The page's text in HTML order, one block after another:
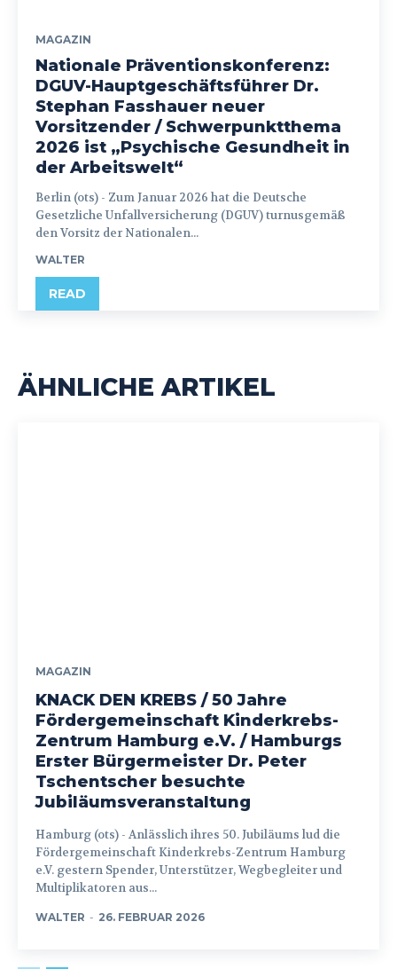
MAGAZIN
Nationale Präventionskonferenz:
DGUV-Hauptgeschäftsführer Dr.
Stephan Fasshauer neuer
Vorsitzender / Schwerpunktthema
2026 ist „Psychische Gesundheit in
der Arbeitswelt“
Berlin (ots) - Zum Januar 2026 hat die Deutsche
Gesetzliche Unfallversicherung (DGUV) turnusgemäß
den Vorsitz der Nationalen...
WALTER
READ
ÄHNLICHE ARTIKEL
MAGAZIN
KNACK DEN KREBS / 50 Jahre
Fördergemeinschaft Kinderkrebs-
Zentrum Hamburg e.V. / Hamburgs
Erster Bürgermeister Dr. Peter
Tschentscher besuchte
Jubiläumsveranstaltung
Hamburg (ots) - Anlässlich ihres 50. Jubiläums lud die
Fördergemeinschaft Kinderkrebs-Zentrum Hamburg
e.V. gestern Spender, Unterstützer, Wegbegleiter und
Multiplikatoren aus...
WALTER - 26. FEBRUAR 2026